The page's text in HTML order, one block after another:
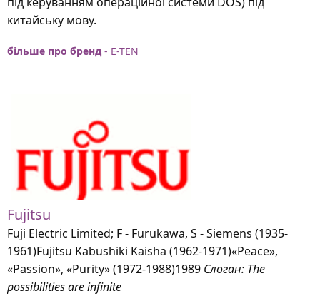
китайську мову.
більше про бренд - E-TEN
Fujitsu
Fuji Electric Limited; F - Furukawa, S - Siemens (1935-
1961)Fujitsu Kabushiki Kaisha (1962-1971)«Peace»,
«Passion», «Purity» (1972-1988)1989 Слоган: The
possibilities are infinite